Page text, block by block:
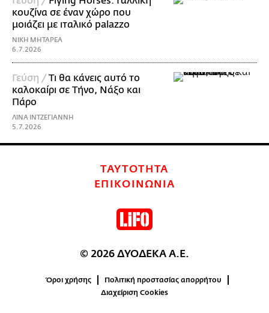
κουζίνα σε έναν χώρο που
μοιάζει με ιταλικό palazzo
ΝΙΚΗ ΜΗΤΑΡΕΑ
6.7.2026
Γεύση /Τι θα κάνεις αυτό το
καλοκαίρι σε Τήνο, Νάξο και
Πάρο
ΛΙΝΑ ΙΝΤΖΕΓΙΑΝΝΗ
5.7.2026
ΤΑΥΤΟΤΗΤΑ
ΕΠΙΚΟΙΝΩΝΙΑ
© 2026 ΔΥΟΔΕΚΑ Α.Ε.
Όροι χρήσης
Πολιτική προστασίας απορρήτου
Διαχείριση Cookies